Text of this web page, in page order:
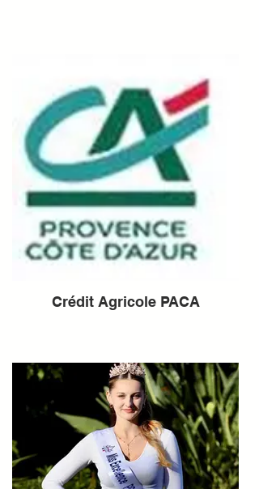
Crédit Agricole PACA